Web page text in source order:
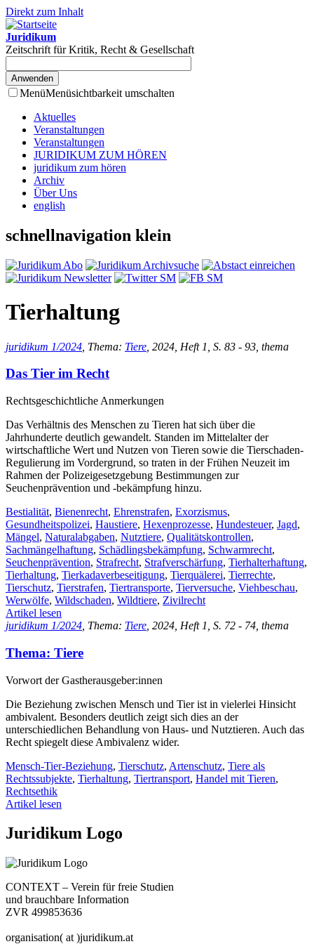
Direkt zum Inhalt
Juridikum
Zeitschrift für Kritik, Recht & Gesellschaft
MenüMenüsichtbarkeit umschalten
Aktuelles
Veranstaltungen
Veranstaltungen
JURIDIKUM ZUM HÖREN
juridikum zum hören
Archiv
Über Uns
english
schnellnavigation klein
Tierhaltung
juridikum 1/2024 , Thema: Tiere , 2024, Heft 1, S. 83 - 93, thema
Das Tier im Recht
Rechtsgeschichtliche Anmerkungen
Das Verhältnis des Menschen zu Tieren hat sich über die
Jahrhunderte deutlich gewandelt. Standen im Mittelalter der
wirtschaftliche Wert und Nutzen von Tieren sowie die Tierschaden-
Regulierung im Vordergrund, so traten in der Frühen Neuzeit im
Rahmen der Polizeigesetzgebung Bestimmungen zur
Seuchenprävention und -bekämpfung hinzu.
Bestialität, Bienenrecht, Ehrenstrafen, Exorzismus,
Gesundheitspolizei, Haustiere, Hexenprozesse, Hundesteuer, Jagd,
Mängel, Naturalabgaben, Nutztiere, Qualitätskontrollen,
Sachmängelhaftung, Schädlingsbekämpfung, Schwarmrecht,
Seuchenprävention, Strafrecht, Strafverschärfung, Tierhalterhaftung,
Tierhaltung, Tierkadaverbeseitigung, Tierquälerei, Tierrechte,
Tierschutz, Tierstrafen, Tiertransporte, Tierversuche, Viehbeschau,
Werwölfe, Wildschaden, Wildtiere, Zivilrecht
Artikel lesen
juridikum 1/2024 , Thema: Tiere , 2024, Heft 1, S. 72 - 74, thema
Thema: Tiere
Vorwort der Gastherausgeber:innen
Die Beziehung zwischen Mensch und Tier ist in vielerlei Hinsicht
ambivalent. Besonders deutlich zeigt sich dies an der
unterschiedlichen Behandlung von Haus- und Nutztieren. Auch das
Recht spiegelt diese Ambivalenz wider.
Mensch-Tier-Beziehung, Tierschutz, Artenschutz, Tiere als
Rechtssubjekte, Tierhaltung, Tiertransport, Handel mit Tieren,
Rechtsethik
Artikel lesen
Juridikum Logo
CONTEXT – Verein für freie Studien
und brauchbare Information
ZVR 499853636
organisation( at )juridikum.at